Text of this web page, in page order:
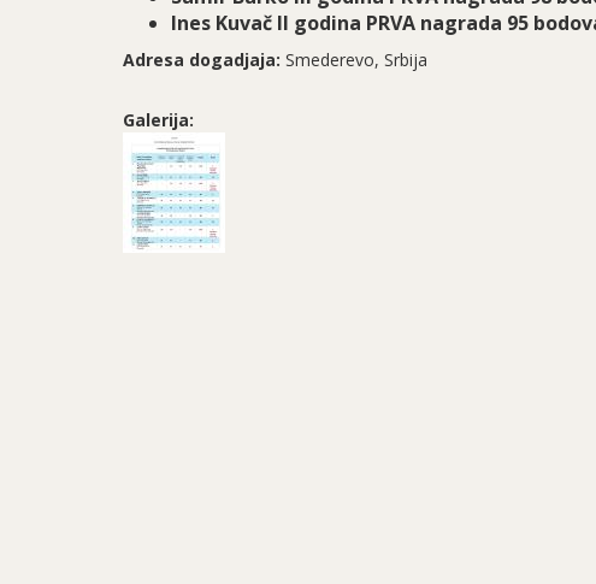
Ines Kuvač II godina PRVA nagrada 95
Adresa dogadjaja: Smederevo, Srbija
Galerija: